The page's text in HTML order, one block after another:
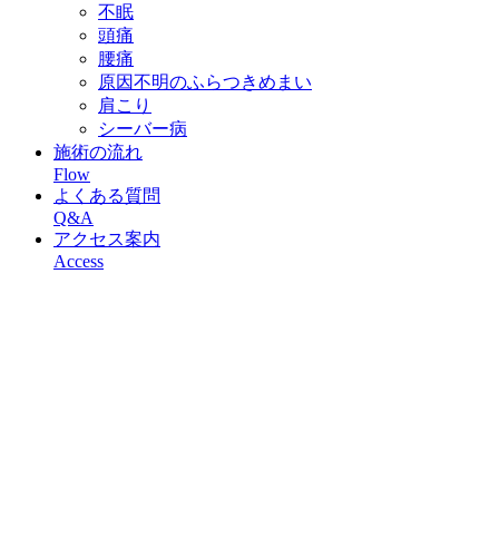
不眠
頭痛
腰痛
原因不明のふらつきめまい
肩こり
シーバー病
施術の流れ
Flow
よくある質問
Q&A
アクセス案内
Access